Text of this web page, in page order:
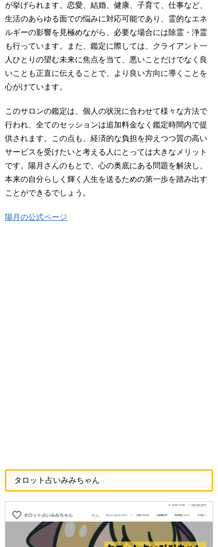
が挙げられます。恋愛、結婚、健康、子育て、仕事など、
生活のあらゆる面での悩みに対応可能であり、霊的なエネ
ルギーの影響を見極めながら、必要な場合には除霊・浄霊
も行っています。また、鑑定に際しては、クライアント一
人ひとりの望む未来に焦点を当て、悪いことだけでなく良
いことも正直に伝えることで、より良い方向に導くことを
心がけています。
このサロンの鑑定は、個人の状況に合わせて様々な方法で
行われ、全てのセッションは追加料金なく鑑定時間内で提
供されます。この点も、経済的な負担を抑えつつ質の高い
サービスを受けたいと考える人にとっては大きなメリット
です。陽月さんのもとで、心の奥底にある問題を解決し、
本来の自分らしく輝く人生を送るための第一歩を踏み出す
ことができるでしょう。
陽月の公式ページ
タロット占いみみちゃん